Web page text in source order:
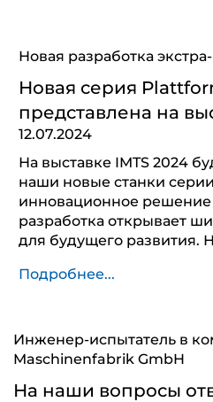
Новая разработка
Новая серия
представлена на
12.07.2024
На выставке IMTS 2024
наши новые станки
инновационное решение
разработка открывает
для будущего развития.
Подробнее...
Инженер-испытатель в
Maschinenfabrik GmbH
На наши вопросы